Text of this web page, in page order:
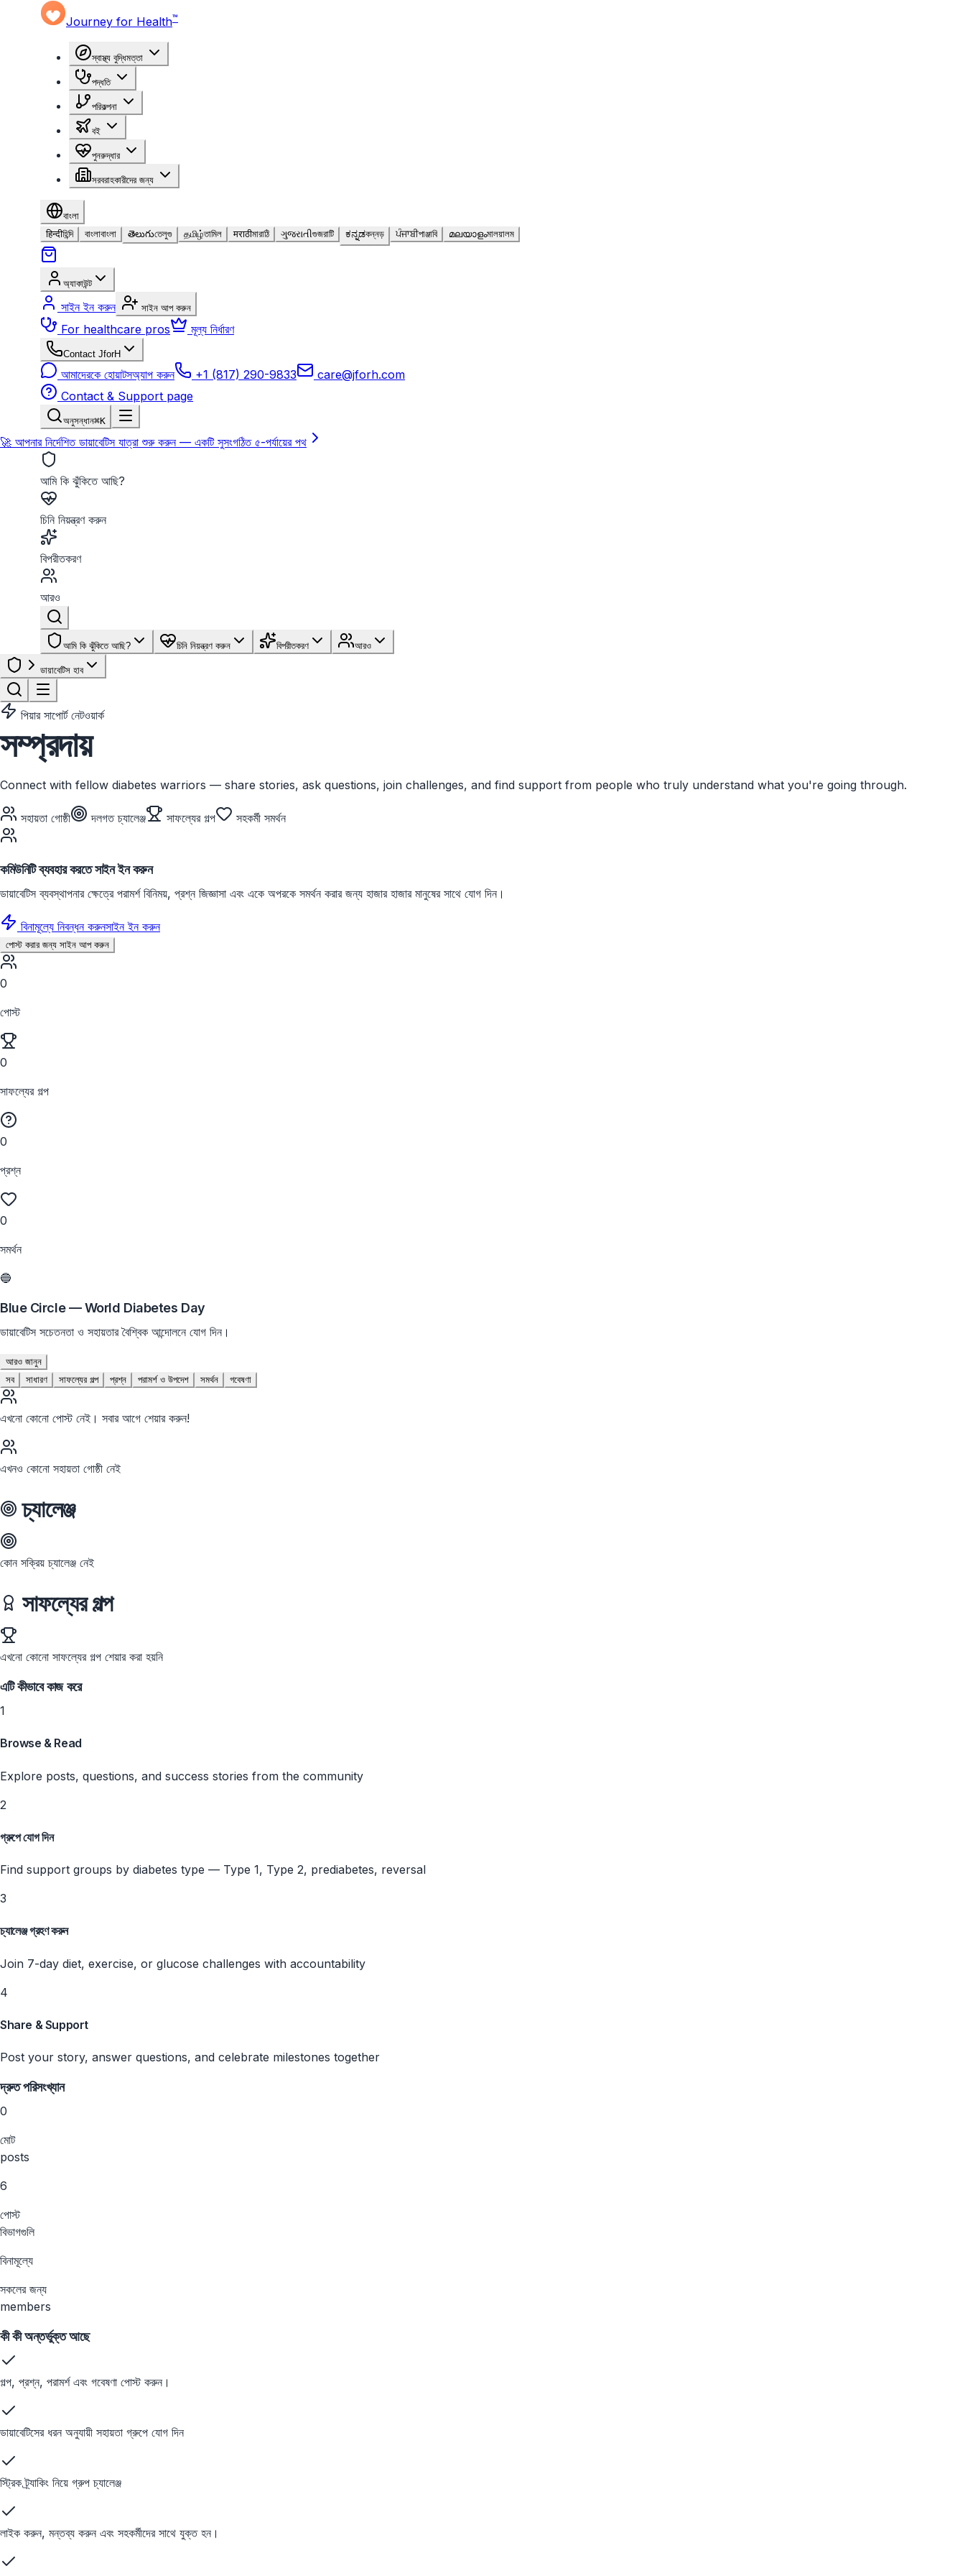
Journey for Health™
স্বাস্থ্য বুদ্ধিমত্তা
পদ্ধতি
পরিকল্পনা
বই
পুনরুদ্ধার
সরবরাহকারীদের জন্য
বাংলা
हिन्दीহিন্দি বাংলাবাংলা తెలుగుতেলুগু தமிழ்তামিল मराठीমারাঠি ગુજરાતીগুজরাটি ಕನ್ನಡকন্নড় ਪੰਜਾਬੀপাঞ্জাবি മലയാളംমালয়ালম
অ্যাকাউন্ট
সাইন ইন করুন সাইন আপ করুন
For healthcare pros মূল্য নির্ধারণ
Contact JforH
আমাদেরকে হোয়াটসঅ্যাপ করুন +1 (817) 290-9833
care@jforh.com
Contact & Support page
অনুসন্ধান⌘K
🚀 আপনার নির্দেশিত ডায়াবেটিস যাত্রা শুরু করুন — একটি সুসংগঠিত ৫-পর্যায়ের পথ
আমি কি ঝুঁকিতে আছি?
চিনি নিয়ন্ত্রণ করুন
বিপরীতকরণ
আরও
আমি কি ঝুঁকিতে আছি? চিনি নিয়ন্ত্রণ করুন বিপরীতকরণ আরও
ডায়াবেটিস হাব
পিয়ার সাপোর্ট নেটওয়ার্ক
সম্প্রদায়
Connect with fellow diabetes warriors — share stories, ask questions, join challenges, and find support from people who truly understand what you're going through.
সহায়তা গোষ্ঠী দলগত চ্যালেঞ্জ সাফল্যের গল্প সহকর্মী সমর্থন
কমিউনিটি ব্যবহার করতে সাইন ইন করুন
ডায়াবেটিস ব্যবস্থাপনার ক্ষেত্রে পরামর্শ বিনিময়, প্রশ্ন জিজ্ঞাসা এবং একে অপরকে সমর্থন করার জন্য হাজার হাজার মানুষের সাথে যোগ দিন।
বিনামূল্যে নিবন্ধন করুনসাইন ইন করুন
পোস্ট করার জন্য সাইন আপ করুন
0
পোস্ট
0
সাফল্যের গল্প
0
প্রশ্ন
0
সমর্থন
🔵
Blue Circle — World Diabetes Day
ডায়াবেটিস সচেতনতা ও সহায়তার বৈশ্বিক আন্দোলনে যোগ দিন।
আরও জানুন
সব
সাধারণ সাফল্যের গল্প প্রশ্ন পরামর্শ ও উপদেশ সমর্থন গবেষণা
এখনো কোনো পোস্ট নেই। সবার আগে শেয়ার করুন!
এখনও কোনো সহায়তা গোষ্ঠী নেই
চ্যালেঞ্জ
কোন সক্রিয় চ্যালেঞ্জ নেই
সাফল্যের গল্প
এখনো কোনো সাফল্যের গল্প শেয়ার করা হয়নি
এটি কীভাবে কাজ করে
1
Browse & Read
Explore posts, questions, and success stories from the community
2
গ্রুপে যোগ দিন
Find support groups by diabetes type — Type 1, Type 2, prediabetes, reversal
3
চ্যালেঞ্জ গ্রহণ করুন
Join 7-day diet, exercise, or glucose challenges with accountability
4
Share & Support
Post your story, answer questions, and celebrate milestones together
দ্রুত পরিসংখ্যান
0
মোট
posts
6
পোস্ট
বিভাগগুলি
বিনামূল্যে
সকলের জন্য
members
কী কী অন্তর্ভুক্ত আছে
গল্প, প্রশ্ন, পরামর্শ এবং গবেষণা পোস্ট করুন।
ডায়াবেটিসের ধরন অনুযায়ী সহায়তা গ্রুপে যোগ দিন
স্ট্রিক ট্র্যাকিং নিয়ে গ্রুপ চ্যালেঞ্জ
লাইক করুন, মন্তব্য করুন এবং সহকর্মীদের সাথে যুক্ত হন।